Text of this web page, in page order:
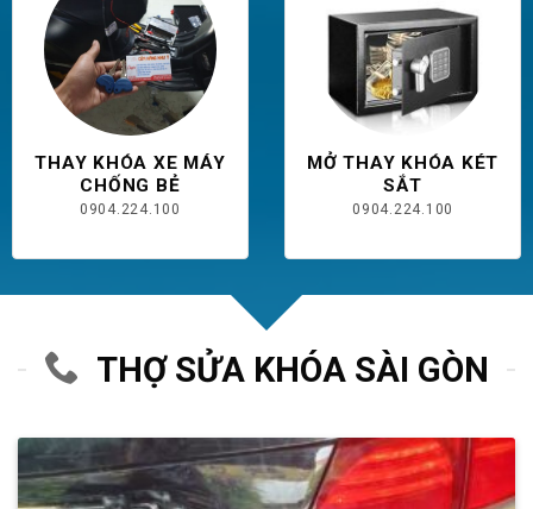
THAY KHÓA XE MÁY
CHỐNG BẺ
0904.224.100
MỞ THAY KHÓA KÉT
SẮT
0904.224.100
THỢ SỬA KHÓA SÀI GÒN